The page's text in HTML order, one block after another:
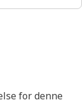
for denne